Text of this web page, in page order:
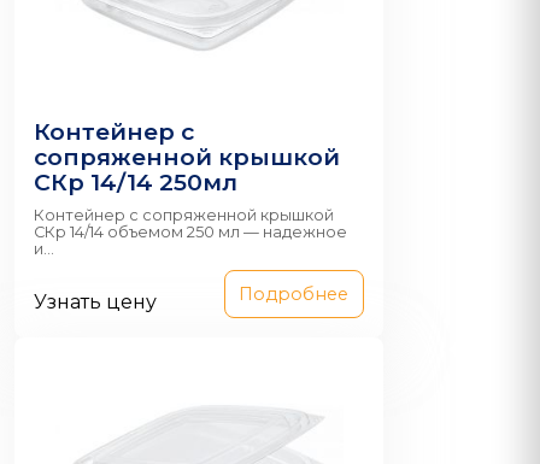
Контейнер с
сопряженной крышкой
СКр 14/14 250мл
Контейнер с сопряженной крышкой
СКр 14/14 объемом 250 мл — надежное
и...
Узнать цену Подробнее